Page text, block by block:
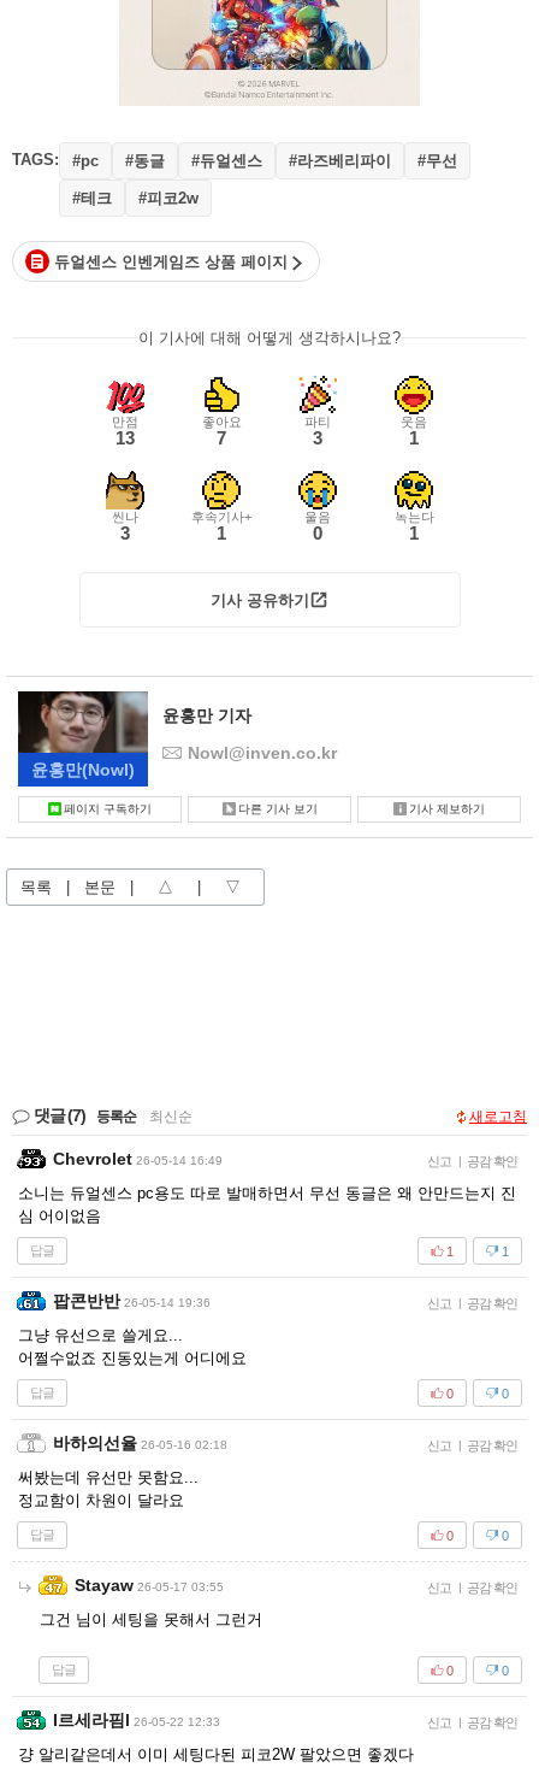
TAGS: #pc #동글 #듀얼센스 #라즈베리파이 #무선
#테크 #피코2w
듀얼센스 인벤게임즈 상품 페이지
이 기사에 대해 어떻게 생각하시나요?
만점
13
좋아요
7
파티
3
웃음
1
씬나
3
후속기사+
1
울음
0
녹는다
1
기사 공유하기
윤홍만(Nowl)
윤홍만 기자
Nowl@inven.co.kr
페이지 구독하기 다른 기사 보기 기사 제보하기
목록 본문 △ ▽
댓글(7) 등록순 최신순 새로고침
Chevrolet 26-05-14 16:49 신고 공감 확인
소니는 듀얼센스 pc용도 따로 발매하면서 무선 동글은 왜 안만드는지 진
심 어이없음
답글 1
1
팝콘반반 26-05-14 19:36 신고 공감 확인
그냥 유선으로 쓸게요...
어쩔수없죠 진동있는게 어디에요
답글 0
0
바하의선율 26-05-16 02:18 신고 공감 확인
써봤는데 유선만 못함요...
정교함이 차원이 달라요
답글 0
0
Stayaw 26-05-17 03:55 신고 공감 확인
그건 님이 세팅을 못해서 그런거
답글 0
0
I르세라핌l 26-05-22 12:33 신고 공감 확인
걍 알리같은데서 이미 세팅다된 피코2W 팔았으면 좋겠다